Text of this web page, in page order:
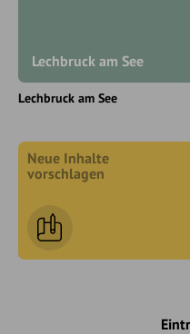
Lechbruck am See
Lechbruck am See
Neue Inhalte
vorschlagen